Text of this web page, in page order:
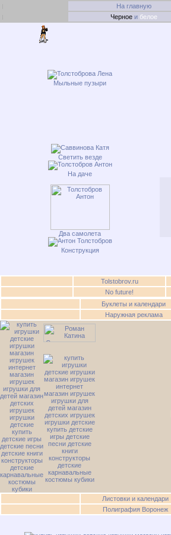
На главную
Черное и белое
Мыльные пузыри
Светить везде
На даче
Два самолета
Конструкция
Tolstobrov.ru
No future!
Буклеты и календари
Наружная реклама
Листовки и календари
Полиграфия Воронеж